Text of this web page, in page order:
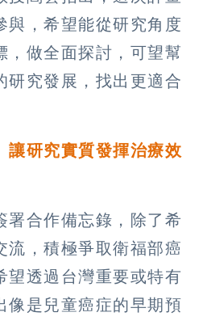
與，希望能從研究角度
，做全面探討，可望幫
研究發展，找出更適合
研究實質發揮治療效
署合作備忘錄，除了希
流，積極爭取衛福部癌
望透過台灣重要或特有
像是兒童癌症的早期預